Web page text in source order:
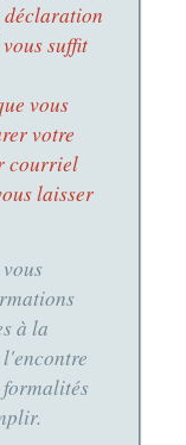
déclaration
suffit
vous
votre
courriel
laisser
à la